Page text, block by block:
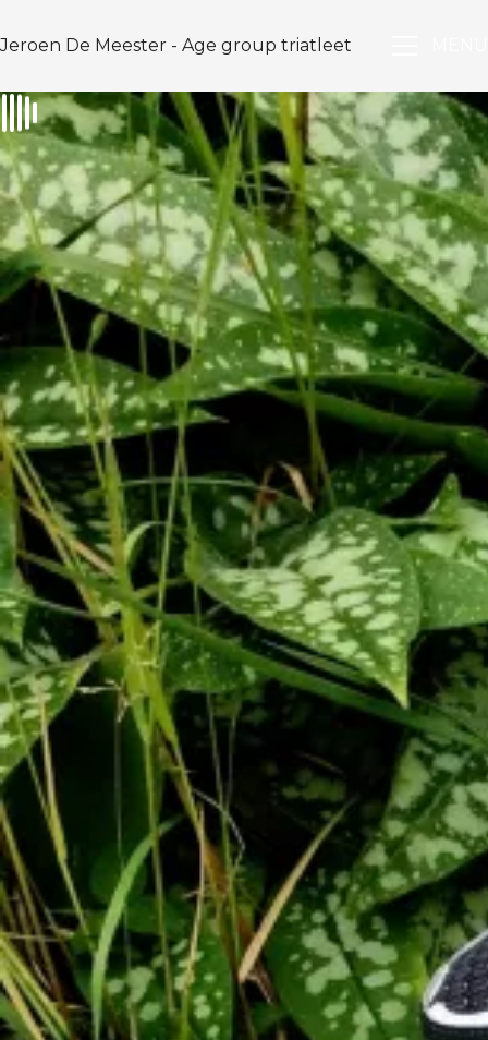
Jeroen De Meester - Age group triatleet